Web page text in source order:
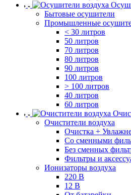
Бытовые осушители
Промышленные
< 30 литров
50 литров
70 литров
80 литров
90 литров
100 литров
> 100 литров
40 литров
60 литров
Очистители воздуха
Очистка +
Cо сменными
Без сменных
Фильтры и
Ионизаторы воздуха
220 В
12 В